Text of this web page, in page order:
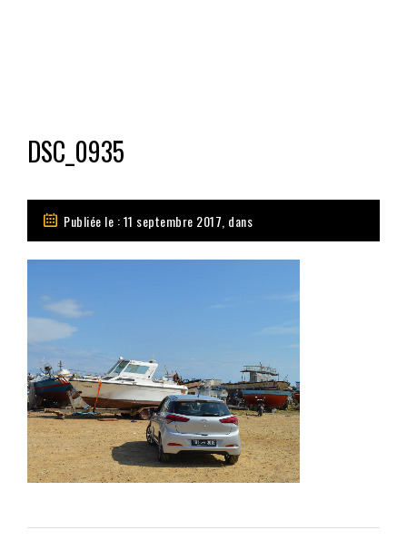
DSC_0935
Publiée le : 11 septembre 2017, dans